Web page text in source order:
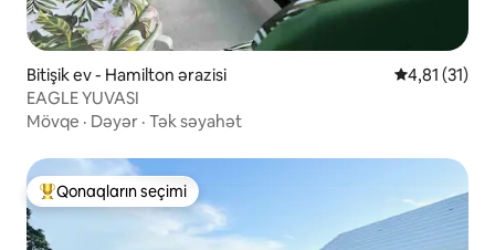
Bitişik ev - Hamilton ərazisi Ortalama
4,81 (31)
EAGLE YUVASI
Mövqe · Dəyər · Tək səyahət
Populyar "Qonaqların seçimi"
Qonaqların seçimi